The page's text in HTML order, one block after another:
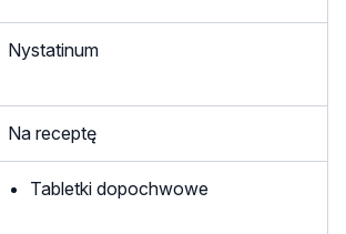
Nystatinum
Na receptę
Tabletki dopochwowe